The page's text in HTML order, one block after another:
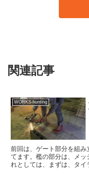
関連記事
WORKS-hunting
前回は、ゲート部分を組
てます。檻の部分は、メ
れとしては、まずは、タイ